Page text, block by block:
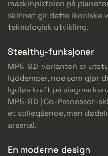
maskinpistolen på
skinnet gir dette ikoniske
teknologisk utvikling.
Stealthy-funksjoner
MP5-SD-varianten er
lyddemper, noe som gjør
lydløs kraft på
MP5-SD | Co-Processor-
et stillegående, men
arsenal.
En moderne design